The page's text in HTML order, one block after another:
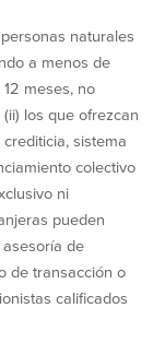
naturales
a menos de
meses, no
los que ofrezcan
sistema
colectivo
ni
pueden
de
de transacción o
calificados